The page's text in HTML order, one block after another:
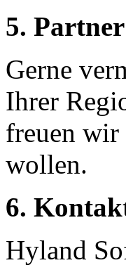
5. Partner
Gerne
Ihrer
freuen wir
wollen.
6.
Hyland